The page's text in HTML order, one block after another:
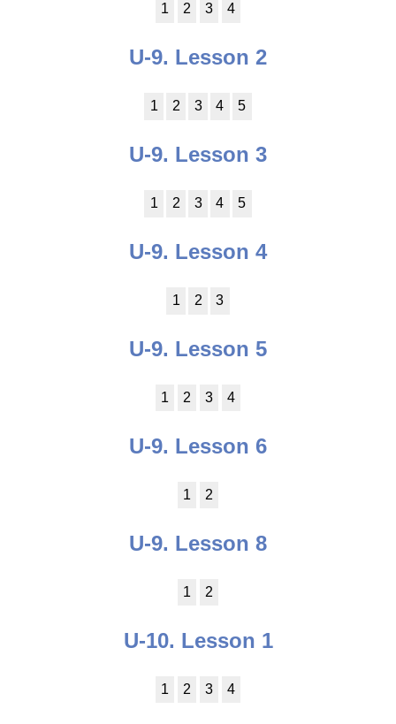
1 2 3 4
U-9. Lesson 2
1 2 3 4 5
U-9. Lesson 3
1 2 3 4 5
U-9. Lesson 4
1 2 3
U-9. Lesson 5
1 2 3 4
U-9. Lesson 6
1 2
U-9. Lesson 8
1 2
U-10. Lesson 1
1 2 3 4